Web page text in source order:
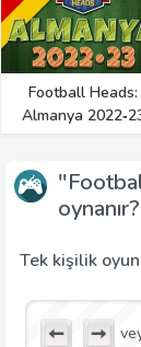
Football Heads:
Almanya
oynanır?
Tek kişilik